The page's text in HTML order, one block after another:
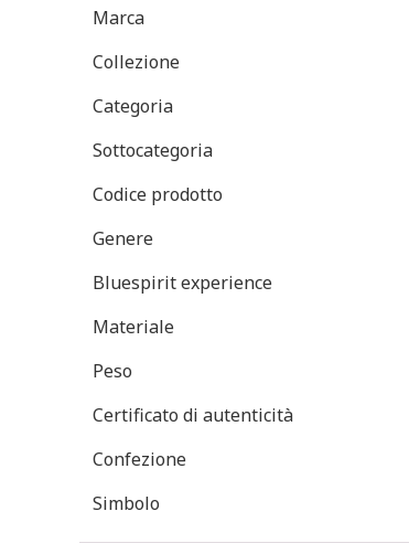
Marca
Collezione
Categoria
Sottocategoria
Codice prodotto
Genere
Bluespirit experience
Materiale
Peso
Certificato di autenticità
Confezione
Simbolo